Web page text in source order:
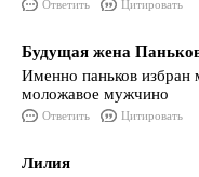
Ответить Цитировать
Будущая жена
Именно паньков избран
моложавое мужчино
Ответить Цитировать
Лилия